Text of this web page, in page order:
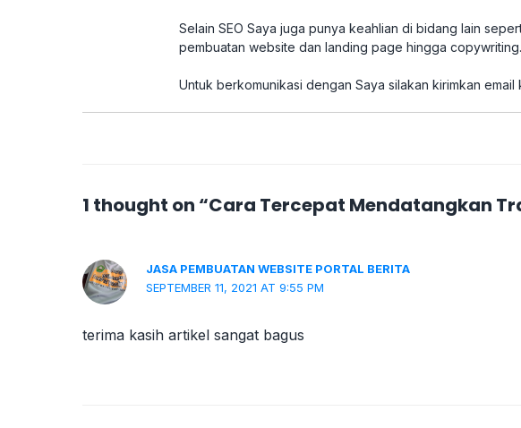
Selain SEO Saya juga punya keahlian di bidang lain
pembuatan website dan landing page hingga copywriting.
Untuk berkomunikasi dengan Saya silakan kirimkan email
1 thought on “Cara Tercepat Mendatangkan
JASA PEMBUATAN WEBSITE PORTAL BERITA
SEPTEMBER 11, 2021 AT 9:55 PM
terima kasih artikel sangat bagus